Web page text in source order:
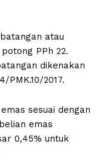
atau
PPh 22.
dikenakan
PMK.10/2017.
sesuai dengan
emas
0,45% untuk